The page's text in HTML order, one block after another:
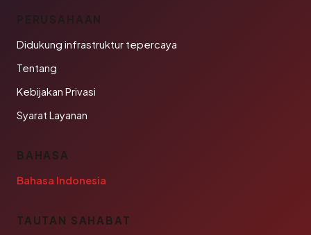
PERUSAHAAN
Didukung infrastruktur tepercaya
Tentang
Kebijakan Privasi
Syarat Layanan
BAHASA
Bahasa Indonesia
TAUTAN SAHABAT